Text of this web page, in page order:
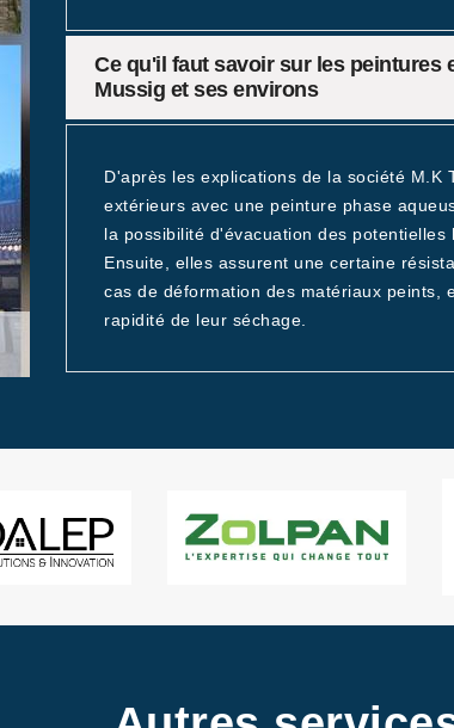
Ce qu'il faut savoir sur les peintures
Mussig et ses environs
D'après les explications de la société M.K
extérieurs avec une peinture phase
la possibilité d'évacuation des
Ensuite, elles assurent une certaine
cas de déformation des matériaux peints,
rapidité de leur séchage.